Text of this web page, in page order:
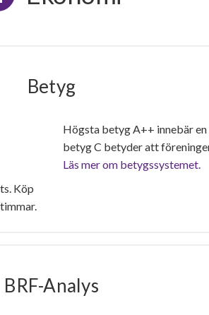
Betyg
Köp
Högsta betyg A++ innebär
betyg C betyder att
Läs mer om betygssystemet.
BRF-Analys